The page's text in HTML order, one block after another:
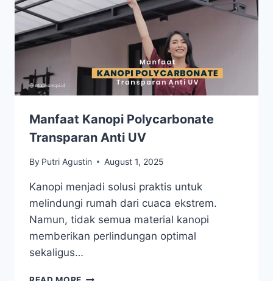
Manfaat Kanopi Polycarbonate
Transparan Anti UV
By Putri Agustin August 1, 2025
Kanopi menjadi solusi praktis untuk
melindungi rumah dari cuaca ekstrem.
Namun, tidak semua material kanopi
memberikan perlindungan optimal
sekaligus…